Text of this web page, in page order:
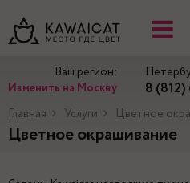
Ваш регион:
Изменить на Москву
8
Главная Услуги Цветное
Цветное окрашивание